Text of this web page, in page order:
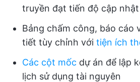
truyền đạt tiến độ cập
Bảng chấm công, báo cáo
tiết tùy chỉnh với tiện ích
Các cột mốc dự án để lập
lịch sử dụng tài nguyên